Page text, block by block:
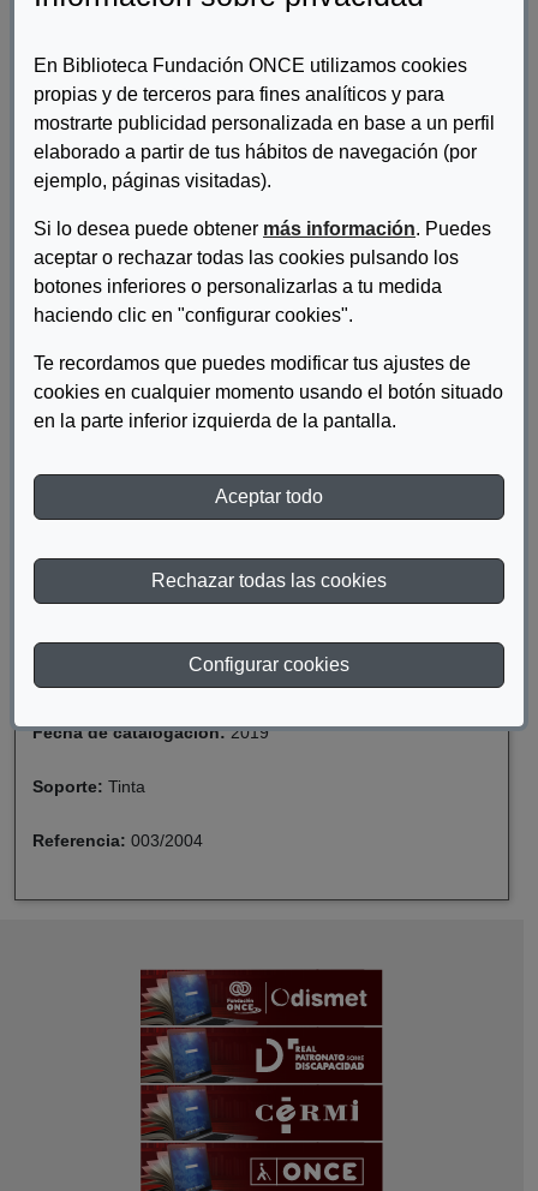
En Biblioteca Fundación ONCE utilizamos cookies
propias y de terceros para fines analíticos y para
mostrarte publicidad personalizada en base a un perfil
elaborado a partir de tus hábitos de navegación (por
ejemplo, páginas visitadas).
Si lo desea puede obtener más información. Puedes
aceptar o rechazar todas las cookies pulsando los
botones inferiores o personalizarlas a tu medida
haciendo clic en "configurar cookies".
Te recordamos que puedes modificar tus ajustes de
cookies en cualquier momento usando el botón situado
en la parte inferior izquierda de la pantalla.
Aceptar todo
Rechazar todas las cookies
Configurar cookies
Autor/es:Rocha Maqueda, Ramón
III Seminario. Análisis sobre la nueva legislación en materia de
Materia: Discapacidad
Descriptor:
Fecha de catalogación:2019
Soporte: Tinta
Referencia: 003/2004